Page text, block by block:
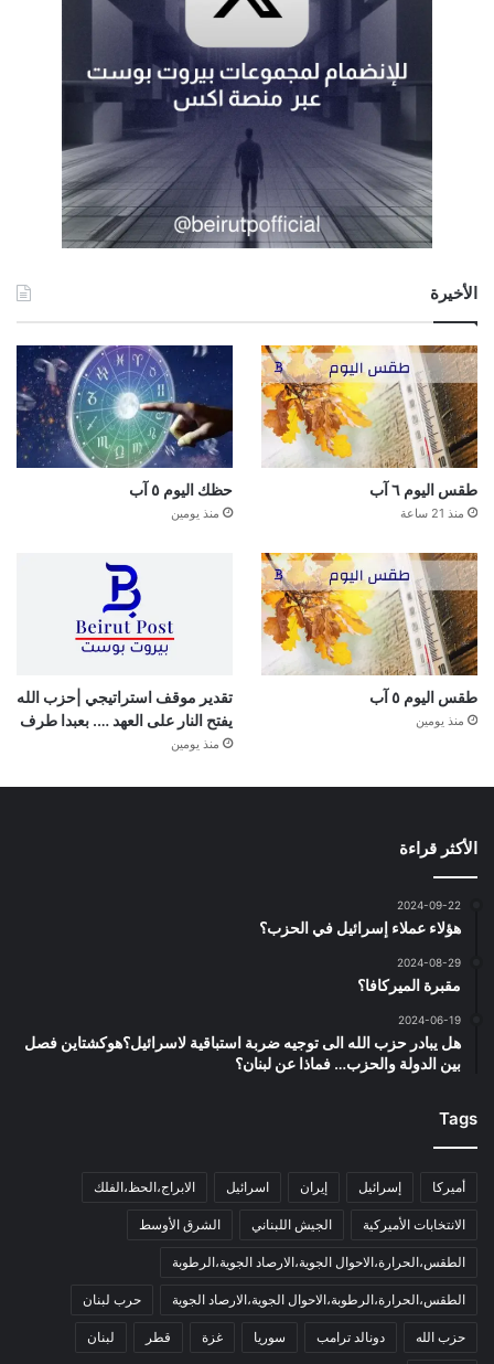
الأخيرة
طقس اليوم ٦ آب
منذ 21 ساعة
حظك اليوم ٥ آب
منذ يومين
طقس اليوم ٥ آب
منذ يومين
تقدير موقف استراتيجي |حزب الله
يفتح النار على العهد …. بعبدا طرف
منذ يومين
الأكثر قراءة
2024-09-22
هؤلاء عملاء إسرائيل في الحزب؟
2024-08-29
مقبرة الميركافا؟
2024-06-19
هل يبادر حزب الله الى توجيه ضربة استباقية لاسرائيل؟هوكشتاين فصل
بين الدولة والحزب… فماذا عن لبنان؟
Tags
أميركا إسرائيل إيران اسرائيل الابراج،الحظ،الفلك
الانتخابات الأميركية الجيش اللبناني الشرق الأوسط
الطقس،الحرارة،الاحوال الجوية،الارصاد الجوية،الرطوبة
الطقس،الحرارة،الرطوبة،الاحوال الجوية،الارصاد الجوية حرب لبنان
حزب الله دونالد ترامب سوريا غزة قطر لبنان